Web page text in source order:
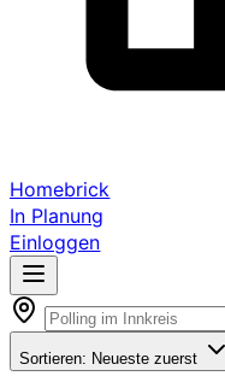
Homebrick
In Planung
Einloggen
Sortieren: Neueste zuerst